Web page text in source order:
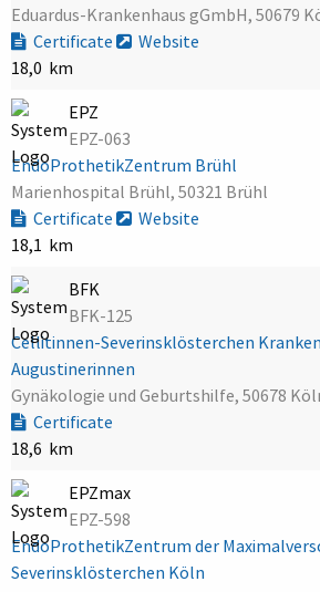
Eduardus-Krankenhaus gGmbH, 50679
Certificate
Website
18,0 km
EPZ
EPZ-063
EndoProthetikZentrum Brühl
Marienhospital Brühl, 50321 Brühl
Certificate
Website
18,1 km
BFK
BFK-125
Cellitinnen-Severinsklösterchen
Augustinerinnen
Gynäkologie und Geburtshilfe, 50678
Certificate
18,6 km
EPZmax
EPZ-598
EndoProthetikZentrum der
Severinsklösterchen Köln